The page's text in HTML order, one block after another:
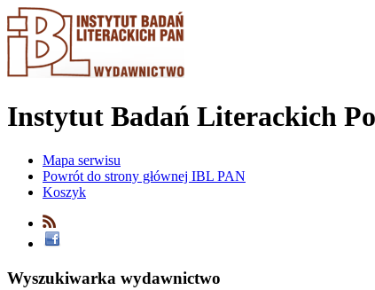
Instytut Badań Literackich
Mapa serwisu
Powrót do strony głównej IBL PAN
Koszyk
Wyszukiwarka wydawnictwo